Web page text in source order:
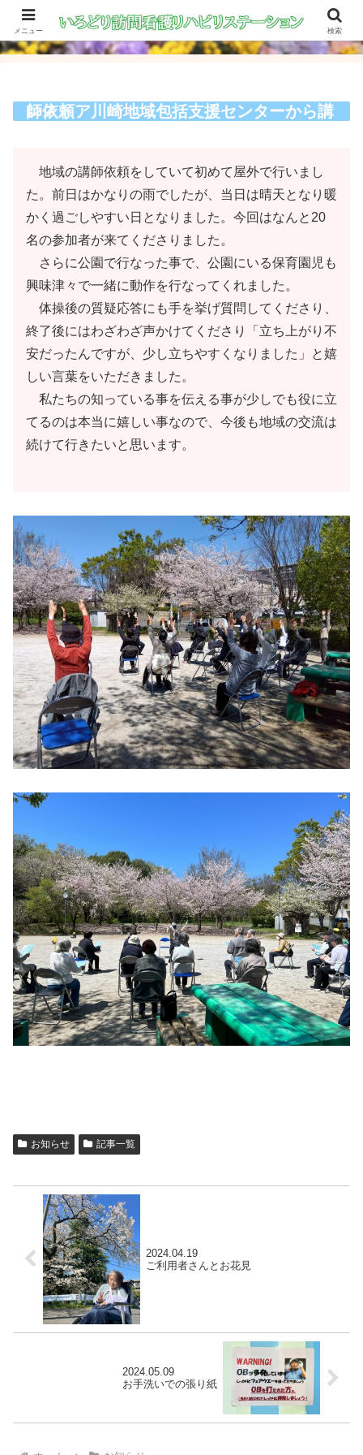
レストア川崎地域包括支援センターから講師依頼
地域の講師依頼をしていて初めて屋外で行いまし
た。前日はかなりの雨でしたが、当日は晴天となり暖
かく過ごしやすい日となりました。今回はなんと20
名の参加者が来てくださりました。
さらに公園で行なった事で、公園にいる保育園児も
興味津々で一緒に動作を行なってくれました。
体操後の質疑応答にも手を挙げ質問してくださり、
終了後にはわざわざ声かけてくださり「立ち上がり不
安だったんですが、少し立ちやすくなりました」と嬉
しい言葉をいただきました。
私たちの知っている事を伝える事が少しでも役に立
てるのは本当に嬉しい事なので、今後も地域の交流は
続けて行きたいと思います。
お知らせ 記事一覧
2024.04.19
ご利用者さんとお花見
2024.05.09
お手洗いでの張り紙
メニュー 検索